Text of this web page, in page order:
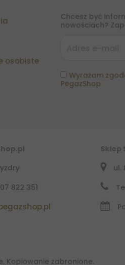
osobiste
Chcesz być
nowościach?
Wyrażam
PegazShop
822 351
Sklep
ul.
Kopiowanie zabronione.